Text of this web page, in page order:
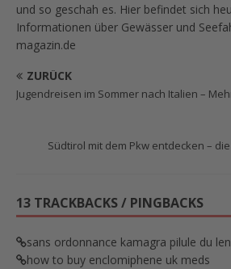
und so geschah es. Hier befindet sich
Informationen über Gewässer und
magazin.de
ZURÜCK
Jugendreisen im Sommer nach Italien –
Südtirol mit dem Pkw entdecken –
13 TRACKBACKS / PINGBACKS
sans ordonnance kamagra pilule du
how to buy enclomiphene uk meds